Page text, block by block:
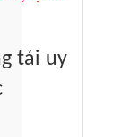
tải uy